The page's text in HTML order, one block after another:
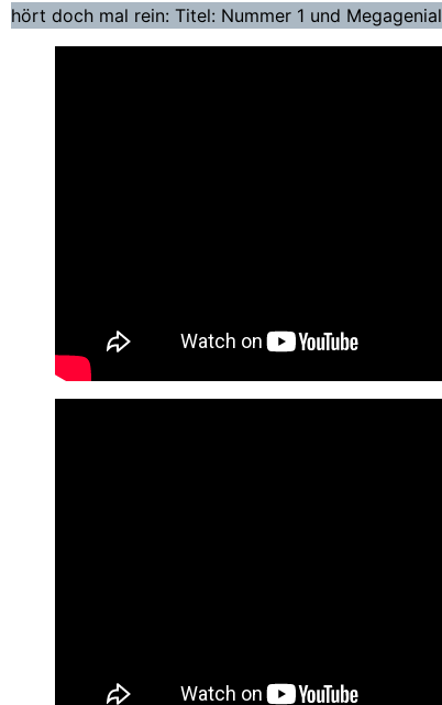
hört doch mal rein: Titel: Nummer 1 und Megagenial